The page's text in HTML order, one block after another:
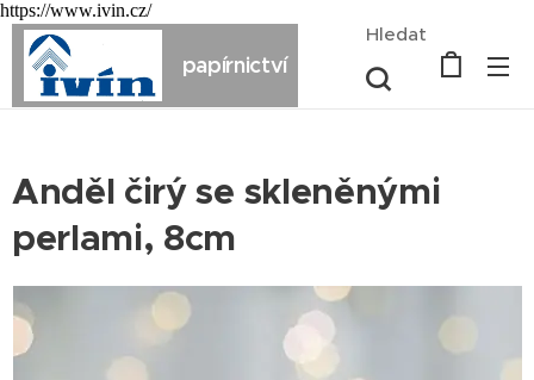
https://www.ivin.cz/
papírnictví
Hledat
Anděl čirý se skleněnými
perlami, 8cm